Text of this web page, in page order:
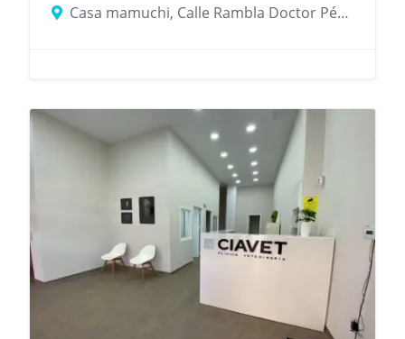
Casa mamuchi, Calle Rambla Doctor Pérez, 8, Santa Úrsula